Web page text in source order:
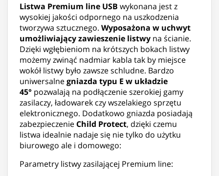
Listwa Premium line USB wykonana jest z
wysokiej jakości odpornego na uszkodzenia
tworzywa sztucznego. Wyposażona w uchwyt
umożliwiający zawieszenie listwy na ścianie.
Dzięki wgłębieniom na krótszych bokach listwy
możemy zwinąć nadmiar kabla tak by miejsce
wokół listwy było zawsze schludne. Bardzo
uniwersalnegniazda typu E w układzie
45° pozwalają na podłączenie szerokiej gamy
zasilaczy, ładowarek czy wszelakiego sprzętu
elektronicznego. Dodatkowo gniazda posiadają
zabezpieczenie Child Protect, dzięki czemu
listwa idealnie nadaje się nie tylko do użytku
biurowego ale i domowego:
Parametry listwy zasilającej Premium line: